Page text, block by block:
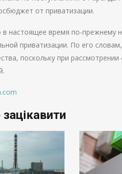
от приватизации.
настоящее время по-прежнему
приватизации. По его
поскольку при